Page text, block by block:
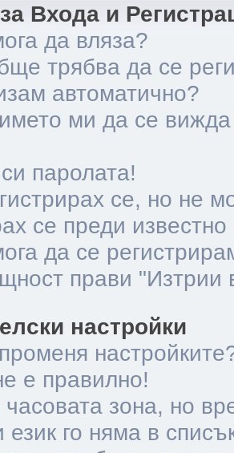
Входа и
да вляза?
трябва да се
автоматично?
ми да се
паролата!
се, но не
се преди
да се
прави "Изтрии
настройки
е правилно!
зона, но
го няма в